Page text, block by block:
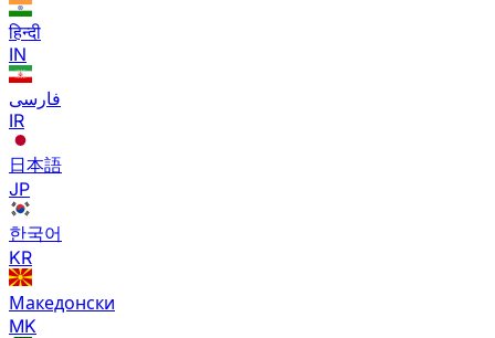
हिन्दी
IN
فارسی
IR
日本語
JP
한국어
KR
Македонски
MK